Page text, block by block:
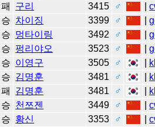
패 구리 3415 ♂ |
승 차이징 3399 ♂ |
승 멍타이링 3492 ♂ |
승 펑리야오 3523 ♂ |
승 이영구 3505 ♂
승 김명훈 3481 ♂
패 김명훈 3481 ♂
승 천쯔젠 3449 ♂ |
승 황신 3353 ♂ |